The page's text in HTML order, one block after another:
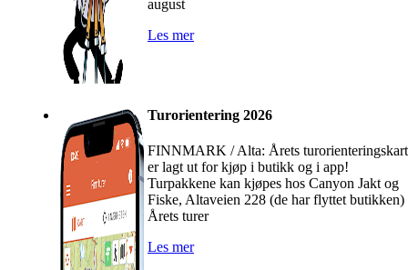
august
Les mer
Turorientering 2026
FINNMARK / Alta: Årets turorienteringskart
er lagt ut for kjøp i butikk og i app!
Turpakkene kan kjøpes hos Canyon Jakt og
Fiske, Altaveien 228 (de har flyttet butikken)
Årets turer
Les mer